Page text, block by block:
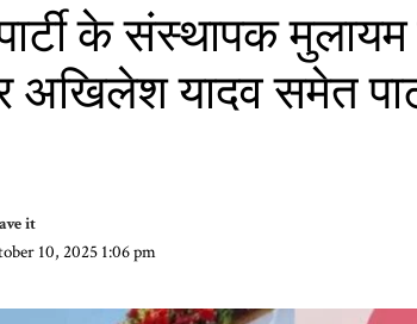
के संस्थापक
अखिलेश यादव समेत
10, 2025 1:06 pm